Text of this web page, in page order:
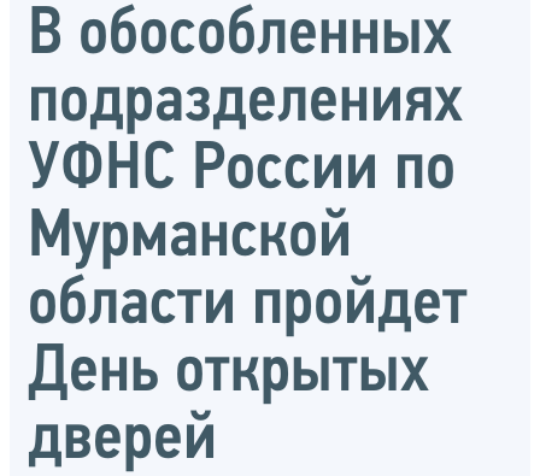
В обособленных
подразделениях
УФНС России по
Мурманской
области пройдет
День открытых
дверей